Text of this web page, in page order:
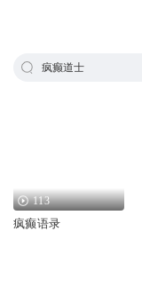
疯癫道士
113
疯癫语录